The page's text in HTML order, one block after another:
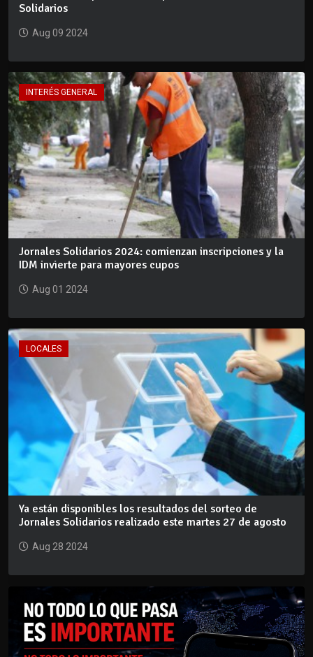
Solidarios
Aug 09 2024
INTERÉS GENERAL
Jornales Solidarios 2024: comienzan inscripciones y la
IDM invierte para mayores cupos
Aug 01 2024
LOCALES
Ya están disponibles los resultados del sorteo de
Jornales Solidarios realizado este martes 27 de agosto
Aug 28 2024